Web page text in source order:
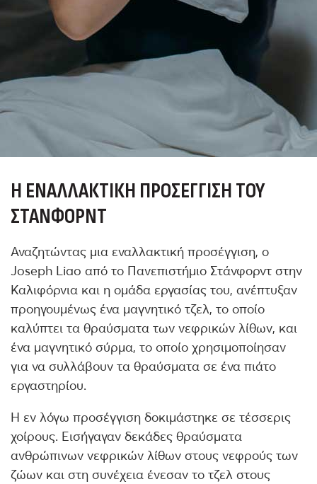
Η ΕΝΑΛΛΑΚΤΙΚΉ ΠΡΟΣΈΓΓΙΣΗ ΤΟΥ
ΣΤΆΝΦΟΡΝΤ
Αναζητώντας μια εναλλακτική προσέγγιση, ο
Joseph Liao από το Πανεπιστήμιο Στάνφορντ στην
Καλιφόρνια και η ομάδα εργασίας του, ανέπτυξαν
προηγουμένως ένα μαγνητικό τζελ, το οποίο
καλύπτει τα θραύσματα των νεφρικών λίθων, και
ένα μαγνητικό σύρμα, το οποίο χρησιμοποίησαν
για να συλλάβουν τα θραύσματα σε ένα πιάτο
εργαστηρίου.
Η εν λόγω προσέγγιση δοκιμάστηκε σε τέσσερις
χοίρους. Εισήγαγαν δεκάδες θραύσματα
ανθρώπινων νεφρικών λίθων στους νεφρούς των
ζώων και στη συνέχεια ένεσαν το τζελ στους